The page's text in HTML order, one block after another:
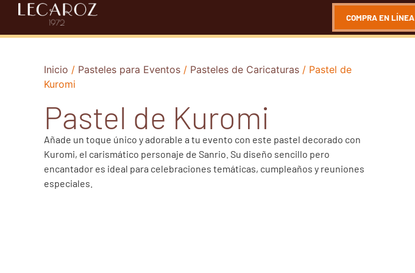
COMPRA EN LÍNEA
Inicio / Pasteles para Eventos / Pasteles de Caricaturas / Pastel de
Kuromi
Pastel de Kuromi
Añade un toque único y adorable a tu evento con este pastel decorado con
Kuromi, el carismático personaje de Sanrio. Su diseño sencillo pero
encantador es ideal para celebraciones temáticas, cumpleaños y reuniones
especiales.